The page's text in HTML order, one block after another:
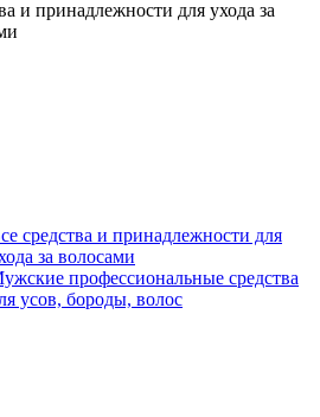
и принадлежности для ухода за
средства и принадлежности для
за волосами
профессиональные средства
усов, бороды, волос